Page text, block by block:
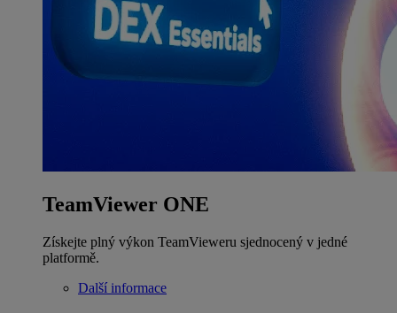
TeamViewer ONE
Získejte plný výkon TeamVieweru sjednocený v jedné
platformě.
Další informace